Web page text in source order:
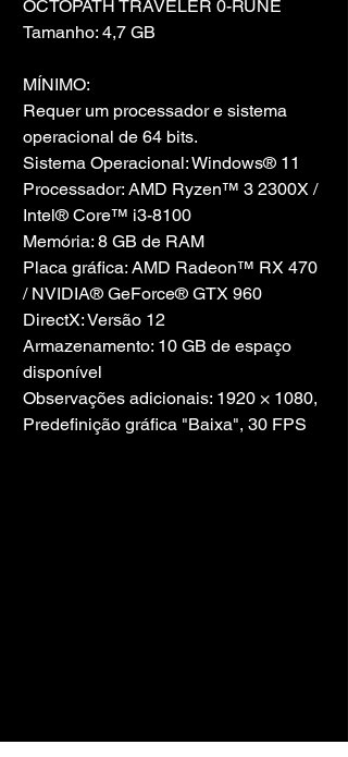
OCTOPATH TRAVELER 0-RUNE
Tamanho: 4,7 GB
MÍNIMO:
Requer um processador e sistema
operacional de 64 bits.
Sistema Operacional: Windows® 11
Processador: AMD Ryzen™ 3 2300X /
Intel® Core™ i3-8100
Memória: 8 GB de RAM
Placa gráfica: AMD Radeon™ RX 470
/ NVIDIA® GeForce® GTX 960
DirectX: Versão 12
Armazenamento: 10 GB de espaço
disponível
Observações adicionais: 1920 × 1080,
Predefinição gráfica "Baixa", 30 FPS